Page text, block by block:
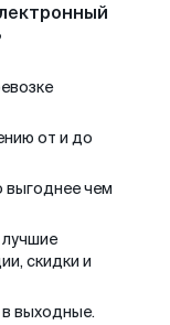
от и до
выгоднее чем
скидки и
в выходные.